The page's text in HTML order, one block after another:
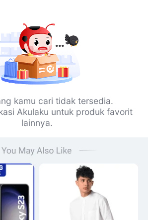
kamu cari tidak tersedia.
Akulaku untuk produk favorit
lainnya.